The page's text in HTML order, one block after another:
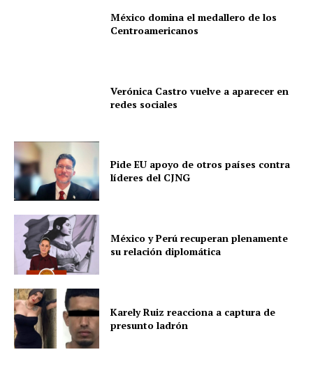
México domina el medallero de los
Centroamericanos
Verónica Castro vuelve a aparecer en
redes sociales
Pide EU apoyo de otros países contra
líderes del CJNG
México y Perú recuperan plenamente
su relación diplomática
Karely Ruiz reacciona a captura de
presunto ladrón